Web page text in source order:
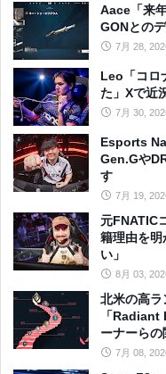
Aace「来
GONとの
7月 28,
Leo「コロ
た」Xで近
7月 30,
Esports
Gen.Gや
す
7月 19,
元FNATIC
籍理由を
い」
8月 03,
北米の高ラ
「Radiant
ーナーら
7月 08,